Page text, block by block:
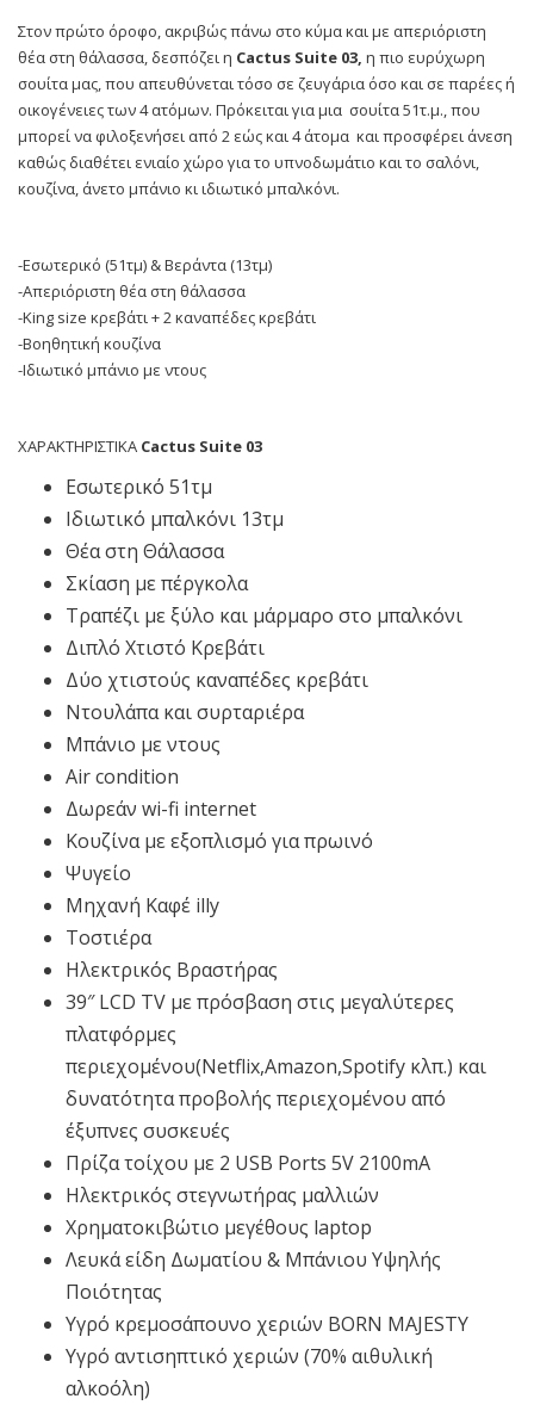
Στον πρώτο όροφο, ακριβώς πάνω στο κύμα και με απεριόριστη
θέα στη θάλασσα, δεσπόζει η Cactus Suite 03, η πιο ευρύχωρη
σουίτα μας, που απευθύνεται τόσο σε ζευγάρια όσο και σε παρέες ή
οικογένειες των 4 ατόμων. Πρόκειται για μια σουίτα 51τ.μ., που
μπορεί να φιλοξενήσει από 2 εώς και 4 άτομα και προσφέρει άνεση
καθώς διαθέτει ενιαίο χώρο για το υπνοδωμάτιο και το σαλόνι,
κουζίνα, άνετο μπάνιο κι ιδιωτικό μπαλκόνι.
-Εσωτερικό (51τμ) & Βεράντα (13τμ)
-Απεριόριστη θέα στη θάλασσα
-King size κρεβάτι + 2 καναπέδες κρεβάτι
-Βοηθητική κουζίνα
-Ιδιωτικό μπάνιο με ντους
ΧΑΡΑΚΤΗΡΙΣΤΙΚΑ Cactus Suite 03
Εσωτερικό 51τμ
Ιδιωτικό μπαλκόνι 13τμ
Θέα στη Θάλασσα
Σκίαση με πέργκολα
Τραπέζι με ξύλο και μάρμαρο στο μπαλκόνι
Διπλό Χτιστό Κρεβάτι
Δύο χτιστούς καναπέδες κρεβάτι
Ντουλάπα και συρταριέρα
Μπάνιο με ντους
Air condition
Δωρεάν wi-fi internet
Κουζίνα με εξοπλισμό για πρωινό
Ψυγείο
Μηχανή Καφέ illy
Τοστιέρα
Ηλεκτρικός Βραστήρας
39″ LCD TV με πρόσβαση στις μεγαλύτερες
πλατφόρμες
περιεχομένου(Netflix,Amazon,Spotify κλπ.) και
δυνατότητα προβολής περιεχομένου από
έξυπνες συσκευές
Πρίζα τοίχου με 2 USB Ports 5V 2100mΑ
Ηλεκτρικός στεγνωτήρας μαλλιών
Χρηματοκιβώτιο μεγέθους laptop
Λευκά είδη Δωματίου & Μπάνιου Υψηλής
Ποιότητας
Υγρό κρεμοσάπουνο χεριών BORN MAJESTY
Υγρό αντισηπτικό χεριών (70% αιθυλική
αλκοόλη)